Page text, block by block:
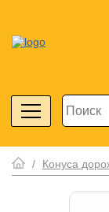
/ Конуса